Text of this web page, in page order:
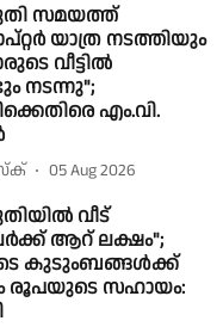
സമയത്ത്
യാത്ര നടത്തിയും
വീട്ടിൽ
നടന്നു";
എം.വി.
05 Aug 2026
വീട്
ആറ് ലക്ഷം";
കുടുംബങ്ങൾക്ക്
രൂപയുടെ സഹായം: